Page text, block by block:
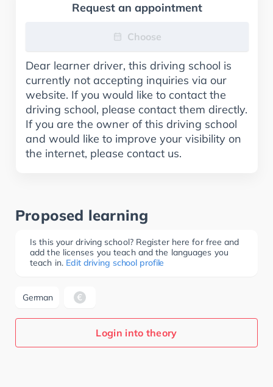
Request an appointment
Choose
Dear learner driver, this driving school is
currently not accepting inquiries via our
website. If you would like to contact the
driving school, please contact them directly.
If you are the owner of this driving school
and would like to improve your visibility on
the internet, please contact us.
Proposed learning
Is this your driving school? Register here for free and
add the licenses you teach and the languages you
teach in. Edit driving school profile
German
Login into theory